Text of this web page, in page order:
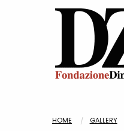
HOME GALLERY